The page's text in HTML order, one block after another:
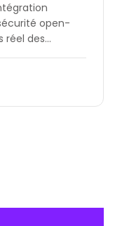
open-
réel des
des